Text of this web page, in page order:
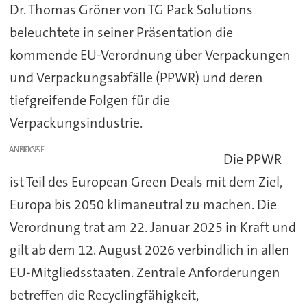
Dr. Thomas Gröner von TG Pack Solutions
beleuchtete in seiner Präsentation die
kommende EU-Verordnung über Verpackungen
und Verpackungsabfälle (PPWR) und deren
tiefgreifende Folgen für die
Verpackungsindustrie.
ANZEIGE
Die PPWR
ist Teil des European Green Deals mit dem Ziel,
Europa bis 2050 klimaneutral zu machen. Die
Verordnung trat am 22. Januar 2025 in Kraft und
gilt ab dem 12. August 2026 verbindlich in allen
EU-Mitgliedsstaaten. Zentrale Anforderungen
betreffen die Recyclingfähigkeit,